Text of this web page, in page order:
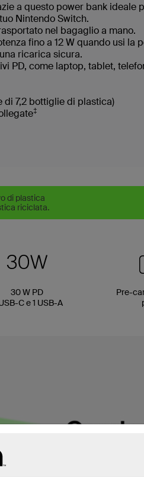
a questo power bank ideale
Nintendo Switch.
nel bagaglio a mano.
fino a 12 W quando usi la
ricarica sicura.
PD, come laptop, tablet,
7,2 bottiglie di plastica)
‡
di plastica
riciclata.
30 W PD
C e 1 USB-A
Pre-